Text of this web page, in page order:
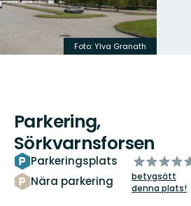
helskärmsläge
Foto: Ylva Granath
Parkering,
Sörkvarnsforsen
Parkeringsplats
Nära parkering
av
5
stjärnor
betygsätt
denna plats!